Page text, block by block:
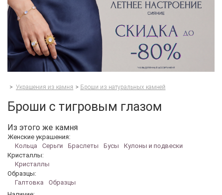
> Украшения из камня > Броши из натуральных камней
Броши с тигровым глазом
Из этого же камня
Женские украшения:
Кольца
Серьги Браслеты Бусы
Кулоны и подвески
Кристаллы:
Кристаллы
Образцы:
Галтовка
Образцы